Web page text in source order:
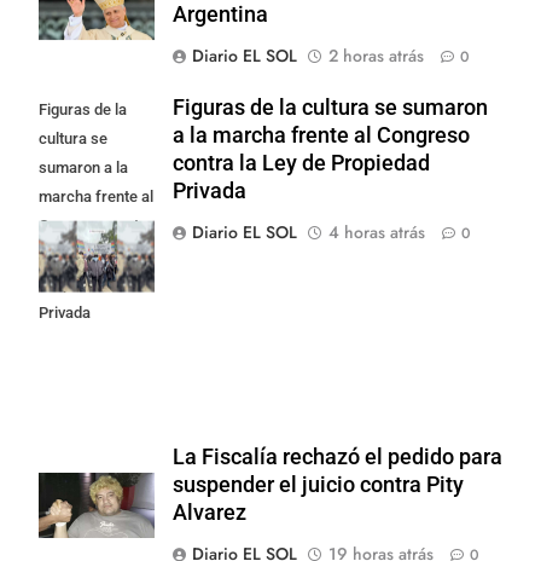
Argentina
Diario EL SOL
2 horas atrás 0
Figuras de la
cultura se
sumaron a la
marcha frente al
Congreso contra
la Ley de
Propiedad
Privada
Figuras de la cultura se sumaron
a la marcha frente al Congreso
contra la Ley de Propiedad
Privada
Diario EL SOL
4 horas atrás 0
La Fiscalía rechazó el pedido para
suspender el juicio contra Pity
Alvarez
Diario EL SOL
19 horas atrás 0